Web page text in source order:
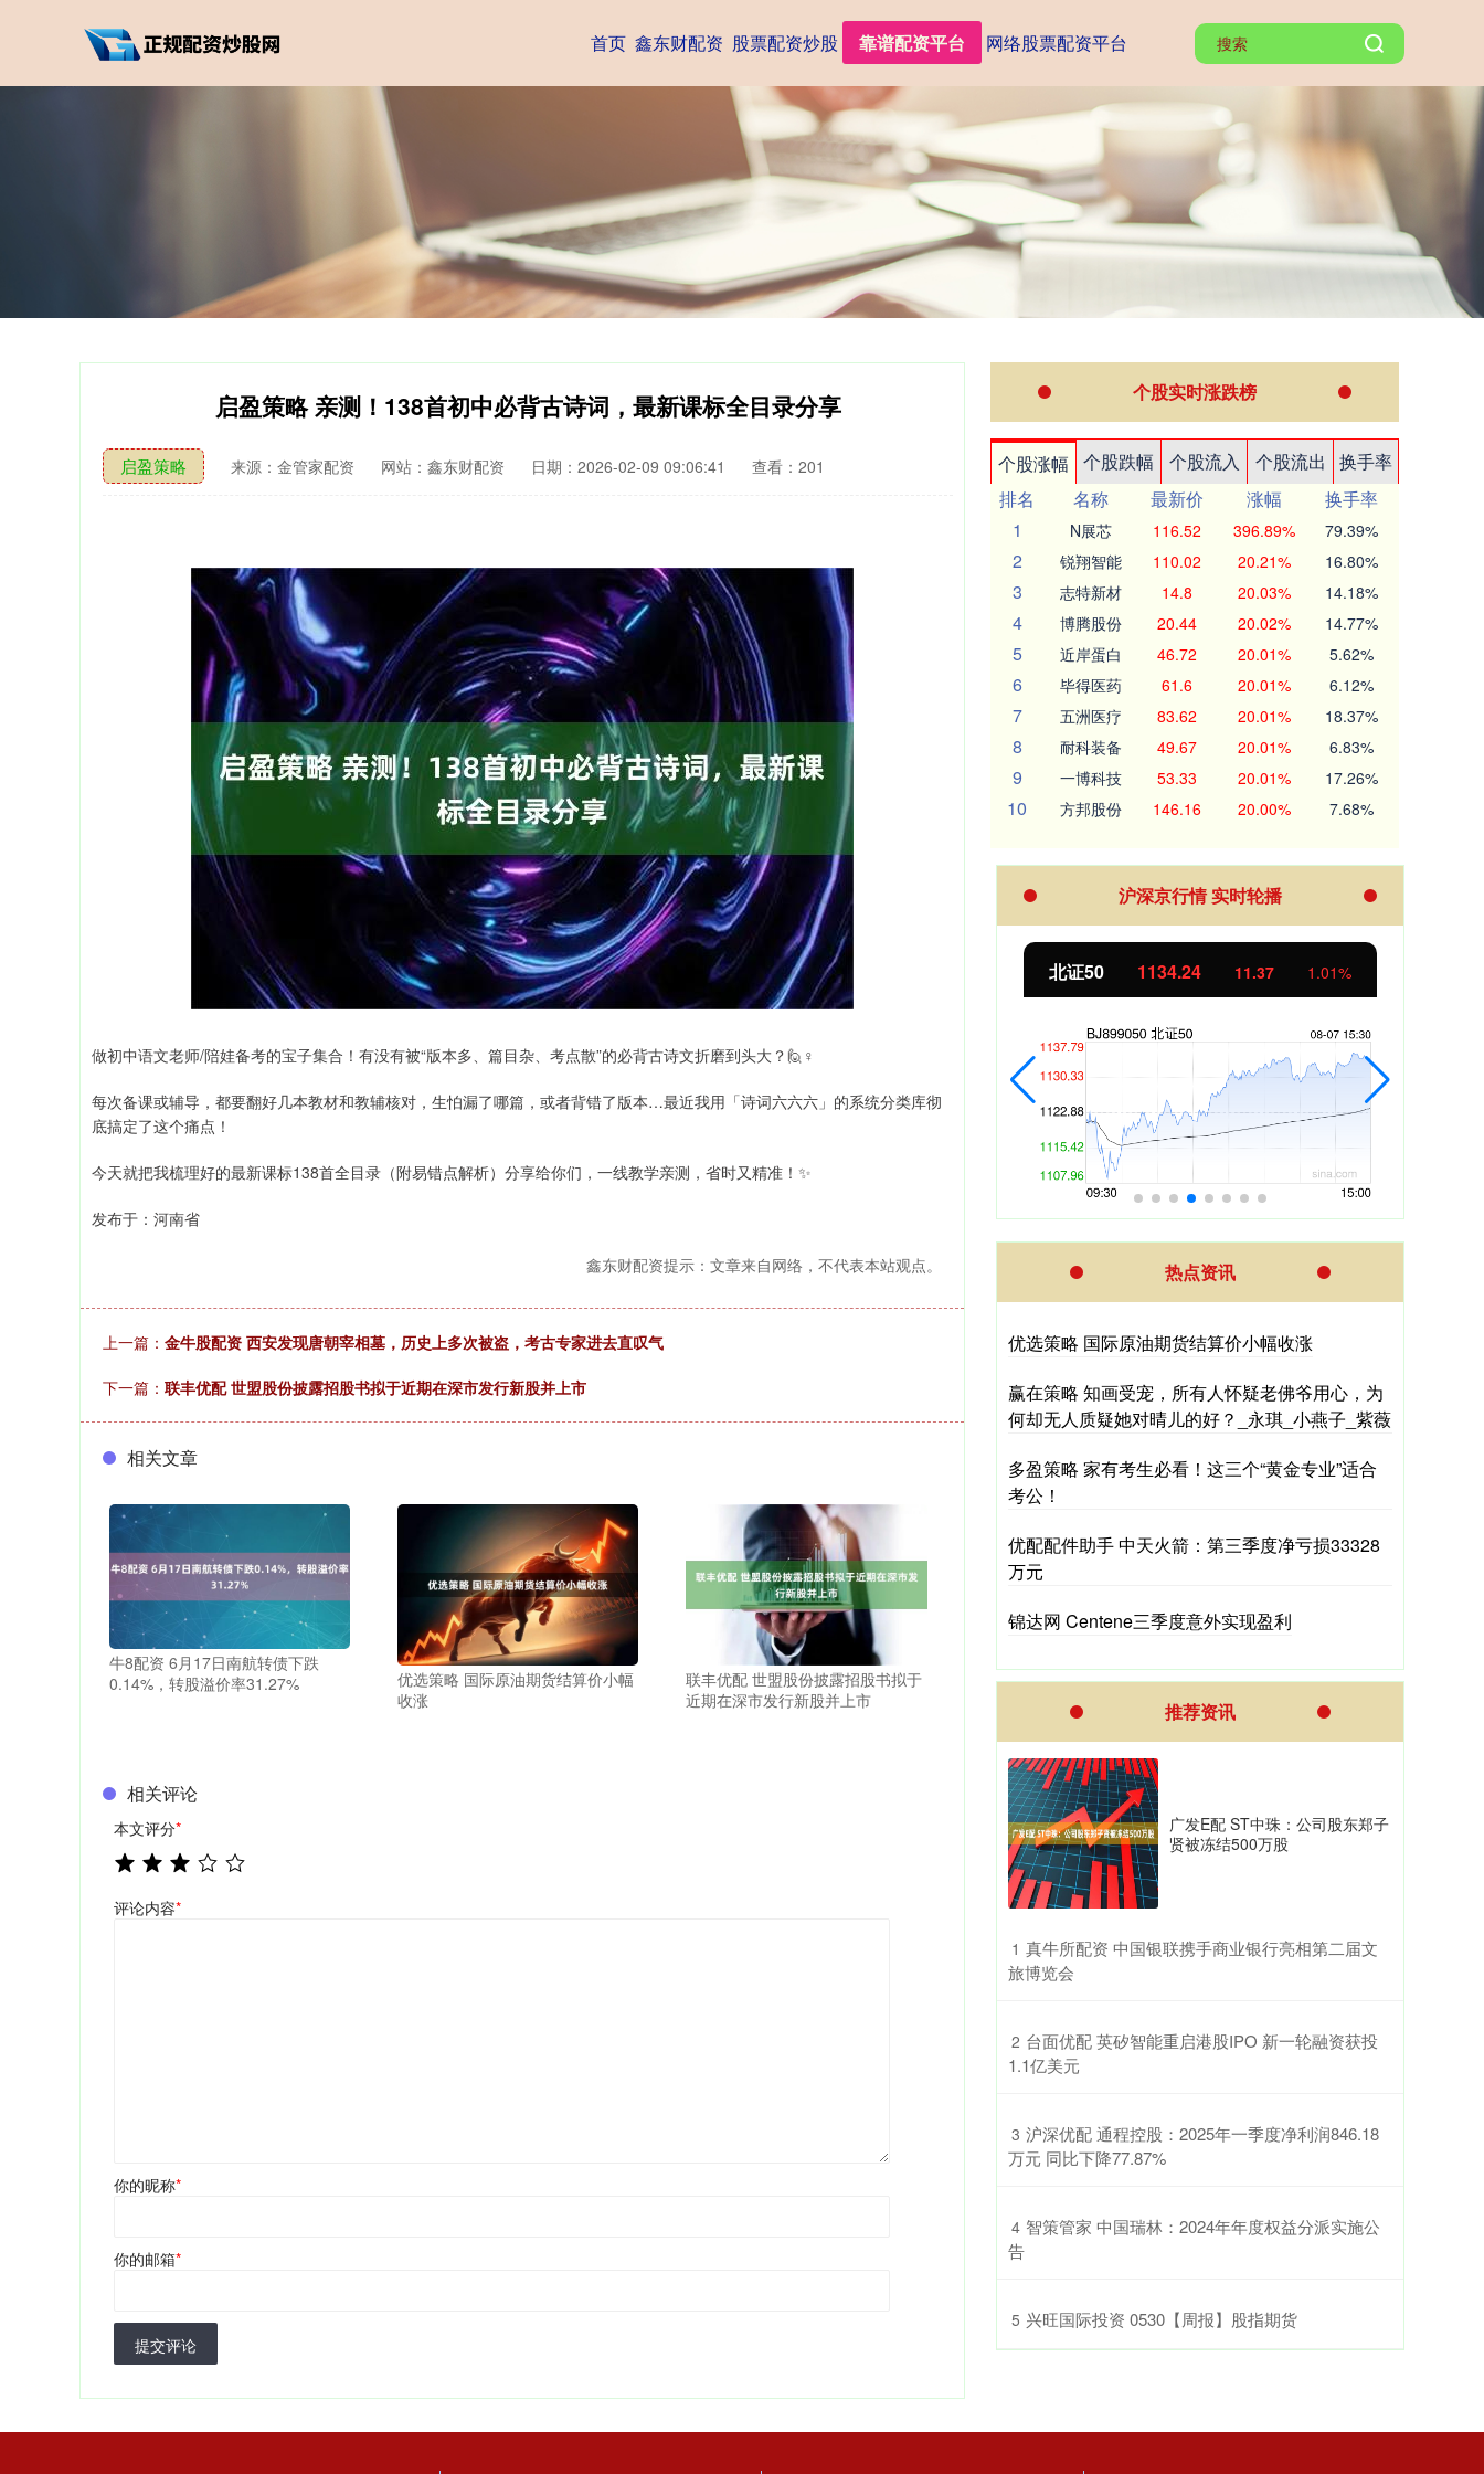
首页 鑫东财配资 股票配资炒股 靠谱配资平台 网络股票配资平台
启盈策略 亲测！138首初中必背古诗词，最新课标全目录分享
启盈策略 来源：金管家配资 网站：鑫东财配资 日期：2026-02-09 09:06:41 查看：201
做初中语文老师/陪娃备考的宝子集合！有没有被“版本多、篇目杂、考点散”的必背古诗文折磨到头大？🙋♀️
每次备课或辅导，都要翻好几本教材和教辅核对，生怕漏了哪篇，或者背错了版本…最近我用「诗词六六六」的系统分类库彻
底搞定了这个痛点！
今天就把我梳理好的最新课标138首全目录（附易错点解析）分享给你们，一线教学亲测，省时又精准！✨
发布于：河南省
鑫东财配资提示：文章来自网络，不代表本站观点。
上一篇： 金牛股配资 西安发现唐朝宰相墓，历史上多次被盗，考古专家进去直叹气
下一篇： 联丰优配 世盟股份披露招股书拟于近期在深市发行新股并上市
相关文章
牛8配资 6月17日南航转债下跌
0.14%，转股溢价率31.27%
优选策略 国际原油期货结算价小幅
收涨
联丰优配 世盟股份披露招股书拟于
近期在深市发行新股并上市
相关评论
本文评分*
评论内容*
你的昵称*
你的邮箱*
提交评论
个股实时涨跌榜
个股涨幅 个股跌幅 个股流入 个股流出
换手率
排名
名称 最新价 涨幅
换手率
1
N展芯 116.52 396.89% 79.39%
2 锐翔智能 110.02 20.21% 16.80%
3 志特新材 14.8 20.03% 14.18%
4 博腾股份 20.44 20.02% 14.77%
5 近岸蛋白 46.72 20.01% 5.62%
6 毕得医药 61.6 20.01% 6.12%
7 五洲医疗 83.62 20.01% 18.37%
8 耐科装备 49.67 20.01% 6.83%
9 一博科技 53.33 20.01% 17.26%
10 方邦股份 146.16 20.00% 7.68%
沪深京行情 实时轮播
深证成指 14311.01 200.89 1.42% 沪深300 4694.44 43.13 北证50 1134.24 11.37 1.01%
热点资讯
优选策略 国际原油期货结算价小幅收涨
赢在策略 知画受宠，所有人怀疑老佛爷用心，为
何却无人质疑她对晴儿的好？_永琪_小燕子_紫薇
多盈策略 家有考生必看！这三个“黄金专业”适合
考公！
优配配件助手 中天火箭：第三季度净亏损33328
万元
锦达网 Centene三季度意外实现盈利
推荐资讯
广发E配 ST中珠：公司股东郑子
贤被冻结500万股
1 ​真牛所配资 中国银联携手商业银行亮相第二届文
旅博览会
2 ​台面优配 英矽智能重启港股IPO 新一轮融资获投
1.1亿美元
3 ​沪深优配 通程控股：2025年一季度净利润846.18
万元 同比下降77.87%
4 ​智策管家 中国瑞林：2024年年度权益分派实施公
告
5 ​兴旺国际投资 0530【周报】股指期货